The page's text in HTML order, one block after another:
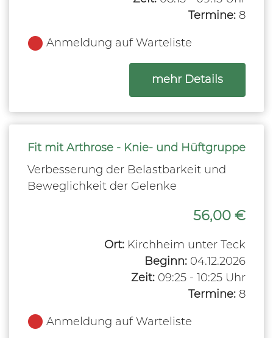
Termine: 8
Anmeldung auf Warteliste
mehr Detailszum
Fit mit Arthrose - Knie- und Hüftgruppe
Verbesserung der Belastbarkeit und
Beweglichkeit der Gelenke
56,00 €
Ort: Kirchheim unter Teck
Beginn: 04.12.2026
Zeit: 09:25 - 10:25 Uhr
Termine: 8
Anmeldung auf Warteliste